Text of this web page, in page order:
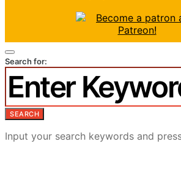
Search for:
SEARCH
Input your search keywords and